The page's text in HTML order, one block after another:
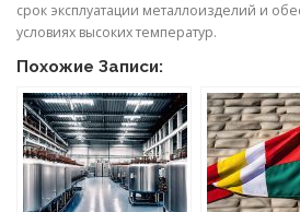
срок эксплуатации металлоизделий и
условиях высоких температур.
Похожие Записи: